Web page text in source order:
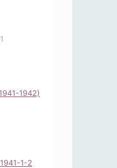
1942)